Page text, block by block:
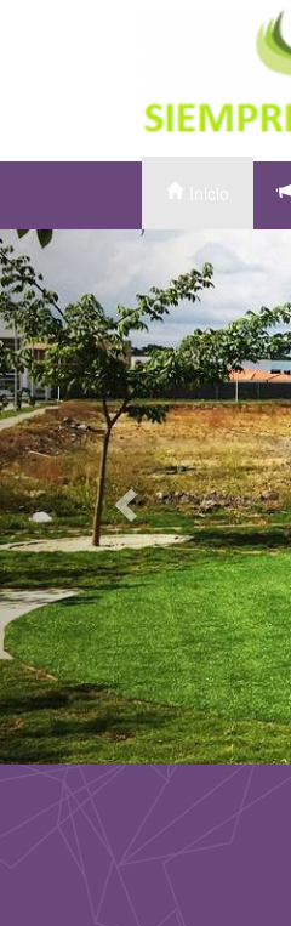
Inicio
Anterior